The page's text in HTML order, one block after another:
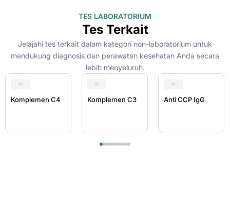
TES LABORATORIUM
Tes Terkait
Jelajahi tes terkait dalam kategori non-laboratorium untuk
mendukung diagnosis dan perawatan kesehatan Anda secara
lebih menyeluruh.
Komplemen C4 Komplemen C3 Anti CCP IgG